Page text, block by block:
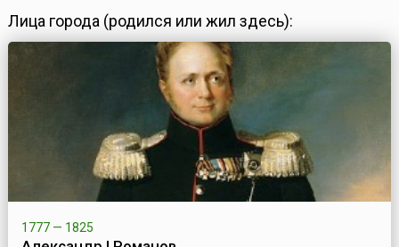
Лица города (родился или жил здесь):
1777 — 1825